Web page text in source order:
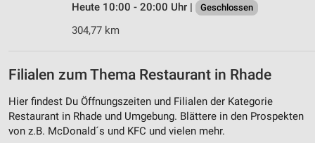
Heute 10:00 - 20:00 Uhr |
Geschlossen
304,77 km
Filialen zum Thema Restaurant in Rhade
Hier findest Du Öffnungszeiten und Filialen der Kategorie
Restaurant in Rhade und Umgebung. Blättere in den Prospekten
von z.B. McDonald´s und KFC und vielen mehr.